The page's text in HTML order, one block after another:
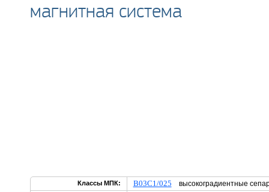
магнитная система
Классы МПК: B03C1/025 высокоградиентные